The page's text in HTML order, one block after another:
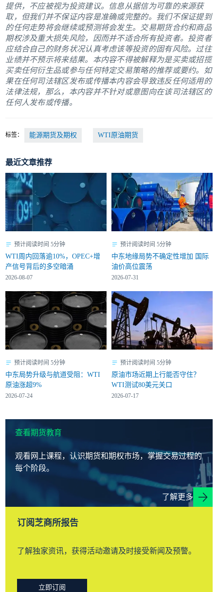
提供，不应被视为投资建议。信息从据信为可靠的来源获
取，但我们并不保证内容是准确或完整的。我们不保证提到
的任何走势将会继续或预测将会发生。交易期货合约和商品
期权涉及重大损失风险，因而并不适合所有投资者。投资者
应结合自己的财务状况认真考虑该等投资的固有风险。过往
业绩并不预示将来结果。本内容不得被解释为是买卖或招揽
买卖任何衍生品或参与任何特定交易策略的推荐或要约。如
果在任何司法辖区发布或传播本内容会导致违反任何适用的
法律法规，那么，本内容并不针对或意图向在该司法辖区的
任何人发布或传播。
标签： 能源期货及期权 WTI原油期货
最近文章推荐
预计阅读时间 5分钟
WTI周内回落逾10%，OPEC+增
产信号背后的多空暗涌
2026-08-07
预计阅读时间 5分钟
中东地缘局势不确定性增加 国际
油价高位震荡
2026-07-31
预计阅读时间 5分钟
中东局势升级与航道受阻：WTI
原油涨超9%
2026-07-24
预计阅读时间 5分钟
原油市场近期上行能否守住？
WTI测试80美元关口
2026-07-17
查看期货教育
观看网上课程，认识期货和期权市场，掌握交易过程的
每个阶段。
了解更多
订阅芝商所报告
了解独家资讯，获得活动邀请及时接受新闻及预警。
立即订阅